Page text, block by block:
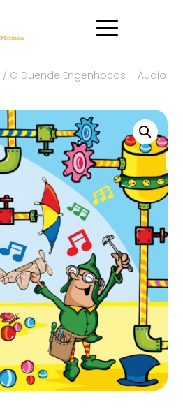
/ O Duende Engenhocas – Áudio